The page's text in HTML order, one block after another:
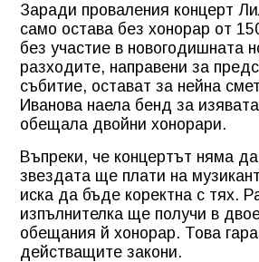
Заради проваления концерт
само остава без хонорар от
без участие в новогодишната
разходите, направени за
събитие, остават за нейна
Иванова наела бенд за
обещала двойни хонорари.
Въпреки, че концертът няма
звездата ще плати на
иска да бъде коректна с тях.
изпълнителка ще получи в
обещания й хонорар. Това
действащите закони.